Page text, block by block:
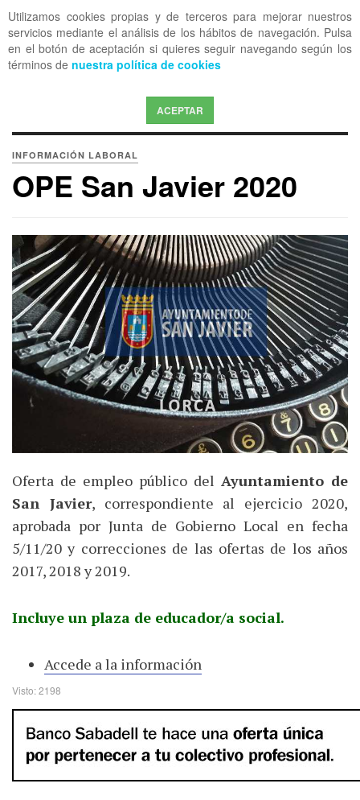
Utilizamos cookies propias y de terceros para mejorar nuestros
servicios mediante el análisis de los hábitos de navegación. Pulsa
en el botón de aceptación si quieres seguir navegando según los
términos de nuestra política de cookies
ACEPTAR
OFF CANVAS
INFORMACIÓN LABORAL
OPE San Javier 2020
Oferta de empleo público del Ayuntamiento de
San Javier, correspondiente al ejercicio 2020,
aprobada por Junta de Gobierno Local en fecha
5/11/20 y correcciones de las ofertas de los años
2017, 2018 y 2019.
Incluye un plaza de educador/a social.
Accede a la información
Visto: 2198